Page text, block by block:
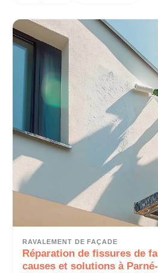
RAVALEMENT DE FAÇADE
Réparation de fissures de
causes et solutions à